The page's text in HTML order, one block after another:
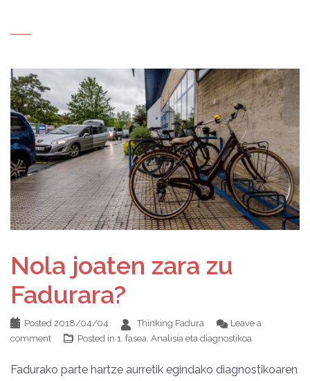
Nola joaten zara zu
Fadurara?
Posted 2018/04/04 Thinking Fadura
Leave a
comment
Posted in 1. fasea. Analisia eta diagnostikoa
Fadurako parte hartze aurretik egindako diagnostikoaren